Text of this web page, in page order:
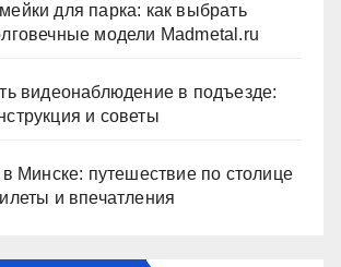
для парка: как выбрать
модели Madmetal.ru
видеонаблюдение в подъезде:
и советы
в Минске: путешествие по столице
и впечатления